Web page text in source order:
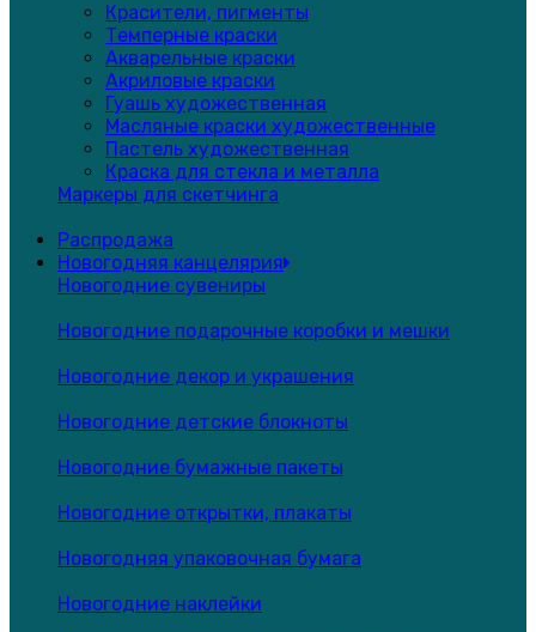
Красители, пигменты
Темперные краски
Акварельные краски
Акриловые краски
Гуашь художественная
Масляные краски художественные
Пастель художественная
Краска для стекла и металла
Маркеры для скетчинга
Распродажа
Новогодняя канцелярия
Новогодние сувениры
Новогодние подарочные коробки и мешки
Новогодние декор и украшения
Новогодние детские блокноты
Новогодние бумажные пакеты
Новогодние открытки, плакаты
Новогодняя упаковочная бумага
Новогодние наклейки